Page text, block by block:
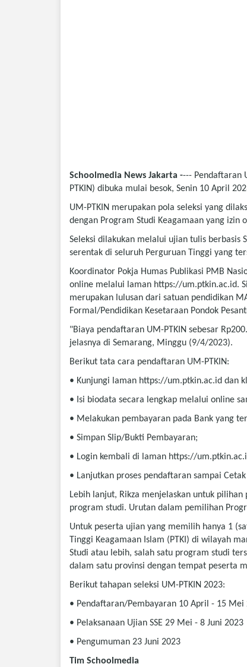
Schoolmedia News Jakarta ---- Pendaftaran
PTKIN) dibuka mulai besok, Senin 10 April
UM-PTKIN merupakan pola seleksi yang
dengan Program Studi Keagamaan yang
Seleksi dilakukan melalui ujian tulis berbasis
serentak di seluruh Perguruan Tinggi yang
Koordinator Pokja Humas Publikasi PMB
online melalui laman https://um.ptkin.ac.id.
merupakan lulusan dari satuan pendidikan
Formal/Pendidikan Kesetaraan Pondok
"Biaya pendaftaran UM-PTKIN sebesar
jelasnya di Semarang, Minggu (9/4/2023).
Berikut tata cara pendaftaran UM-PTKIN:
• Kunjungi laman https://um.ptkin.ac.id dan
• Isi biodata secara lengkap melalui online
• Melakukan pembayaran pada Bank yang
• Simpan Slip/Bukti Pembayaran;
• Login kembali di laman https://
• Lanjutkan proses pendaftaran sampai
Lebih lanjut, Rikza menjelaskan untuk
program studi. Urutan dalam pemilihan
Untuk peserta ujian yang memilih hanya 1
Tinggi Keagamaan Islam (PTKI) di wilayah
Studi atau lebih, salah satu program studi
dalam satu provinsi dengan tempat peserta
Berikut tahapan seleksi UM-PTKIN 2023:
• Pendaftaran/Pembayaran 10 April - 15 Mei
• Pelaksanaan Ujian SSE 29 Mei - 8 Juni 2023
• Pengumuman 23 Juni 2023
Tim Schoolmedia